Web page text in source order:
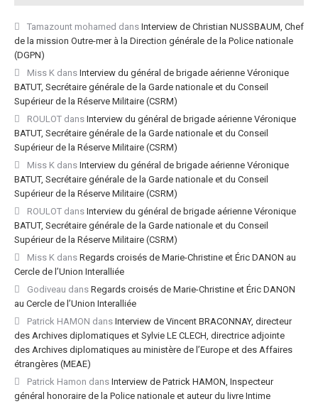
Tamazount mohamed dans Interview de Christian NUSSBAUM, Chef
de la mission Outre-mer à la Direction générale de la Police nationale
(DGPN)
Miss K dans Interview du général de brigade aérienne Véronique
BATUT, Secrétaire générale de la Garde nationale et du Conseil
Supérieur de la Réserve Militaire (CSRM)
ROULOT dans Interview du général de brigade aérienne Véronique
BATUT, Secrétaire générale de la Garde nationale et du Conseil
Supérieur de la Réserve Militaire (CSRM)
Miss K dans Interview du général de brigade aérienne Véronique
BATUT, Secrétaire générale de la Garde nationale et du Conseil
Supérieur de la Réserve Militaire (CSRM)
ROULOT dans Interview du général de brigade aérienne Véronique
BATUT, Secrétaire générale de la Garde nationale et du Conseil
Supérieur de la Réserve Militaire (CSRM)
Miss K dans Regards croisés de Marie-Christine et Éric DANON au
Cercle de l’Union Interalliée
Godiveau dans Regards croisés de Marie-Christine et Éric DANON
au Cercle de l’Union Interalliée
Patrick HAMON dans Interview de Vincent BRACONNAY, directeur
des Archives diplomatiques et Sylvie LE CLECH, directrice adjointe
des Archives diplomatiques au ministère de l’Europe et des Affaires
étrangères (MEAE)
Patrick Hamon dans Interview de Patrick HAMON, Inspecteur
général honoraire de la Police nationale et auteur du livre Intime